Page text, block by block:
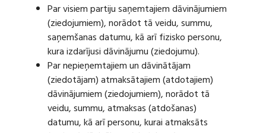
Par visiem partiju saņemtajiem dāvinājumiem
(ziedojumiem), norādot tā veidu, summu,
saņemšanas datumu, kā arī fizisko personu,
kura izdarījusi dāvinājumu (ziedojumu).
Par nepieņemtajiem un dāvinātājam
(ziedotājam) atmaksātajiem (atdotajiem)
dāvinājumiem (ziedojumiem), norādot tā
veidu, summu, atmaksas (atdošanas)
datumu, kā arī personu, kurai atmaksāts